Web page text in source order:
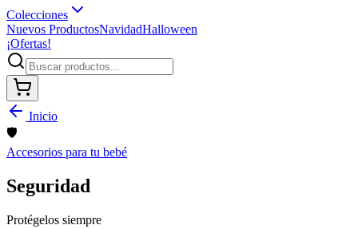
Colecciones
Nuevos ProductosNavidadHalloween
¡Ofertas!
Inicio
🛡️
Accesorios para tu bebé
Seguridad
Protégelos siempre